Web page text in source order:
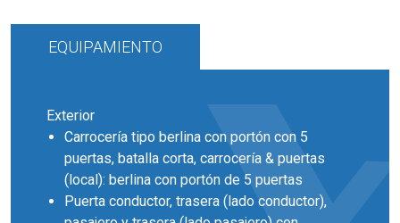
EQUIPAMIENTO
Exterior
Carrocería tipo berlina con portón con 5
puertas, batalla corta, carrocería & puertas
(local): berlina con portón de 5 puertas
Puerta conductor, trasera (lado conductor),